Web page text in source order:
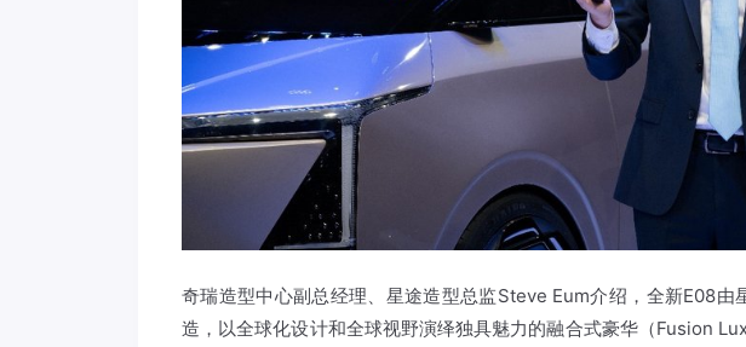
奇瑞造型中心副总经理、星途造型总监Steve Eum介绍，全新E08由
造，以全球化设计和全球视野演绎独具魅力的融合式豪华（Fusion